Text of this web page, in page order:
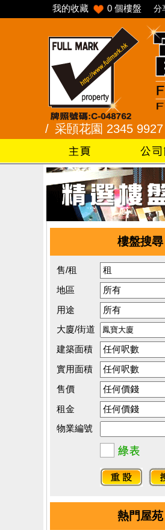
我的收藏 0 個樓盤 分
采頣花園 2345 9927 /樂
樓盤搜尋
售/租
地區
用途
大廈/街道
建築面積
實用面積
售價
租金
物業編號
熱門屋苑